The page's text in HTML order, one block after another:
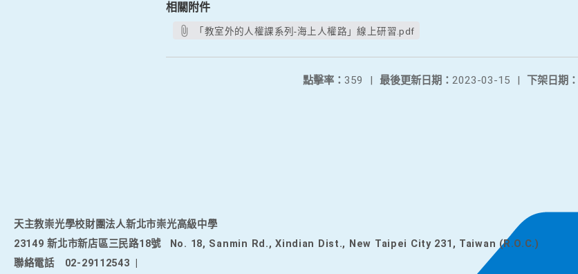
相關附件
「教室外的人權課系列-海上人權路」線上研習.pdf
下架日期：
最後更新日期： 2023-03-15 |
點擊率： 359 |
天主教崇光學校財團法人新北市崇光高級中學
23149 新北市新店區三民路18號
No. 18, Sanmin Rd., Xindian Dist., New Taipei City 231, Taiwan (R.O.C.)
聯絡電話
02-29112543